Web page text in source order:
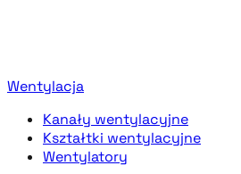
Wentylacja
Kanały wentylacyjne
Kształtki wentylacyjne
Wentylatory